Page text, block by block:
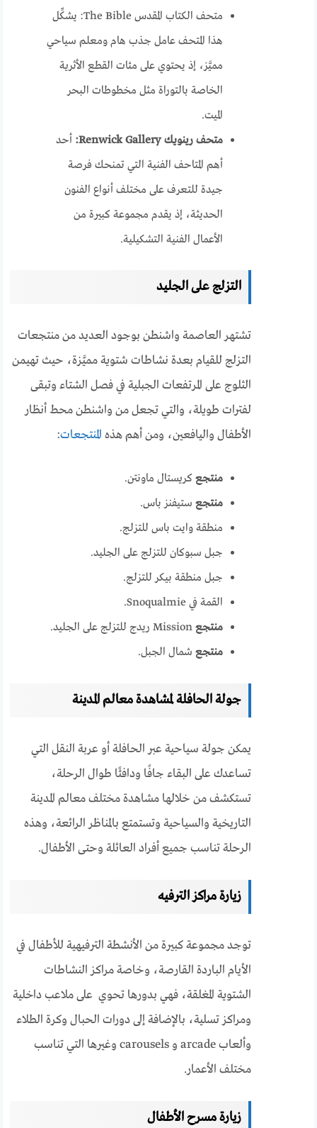
متحف الكتاب المقدس The Bible: يشكِّل
هذا المتحف عامل جذب هام ومعلم سياحي
مميَّز، إذ يحتوي على مئات القطع الأثرية
الخاصة بالتوراة مثل مخطوطات البحر
الميت.
متحف رينويك Renwick Gallery:
أحد
أهم المتاحف الفنية التي تمنحك فرصة
جيدة للتعرف على مختلف أنواع الفنون
الحديثة، إذ يقدم مجموعة كبيرة من
الأعمال الفنية التشكيلية.
التزلج على الجليد
تشتهر العاصمة واشنطن بوجود العديد من منتجعات
التزلج للقيام بعدة نشاطات شتوية مميَّزة، حيث تهيمن
الثلوج على المرتفعات الجبلية في فصل الشتاء وتبقى
لفترات طويلة، والتي تجعل من واشنطن محط أنظار
الأطفال واليافعين، ومن أهم هذه المنتجعات:
منتجع كريستال ماونتن.
منتجع ستيفنز باس.
منطقة وايت باس للتزلج.
جبل سبوكان للتزلج على الجليد.
جبل منطقة بيكر للتزلج.
القمة في Snoqualmie.
منتجع Mission ريدج للتزلج على الجليد.
منتجع شمال الجبل.
جولة الحافلة لمشاهدة معالم المدينة
يمكن جولة سياحية عبر الحافلة أو عربة النقل التي
تساعدك على البقاء جافًا ودافئًا طوال الرحلة،
تستكشف من خلالها مشاهدة مختلف معالم المدينة
التاريخية والسياحية وتستمتع بالمناظر الرائعة، وهذه
الرحلة تناسب جميع أفراد العائلة وحتى الأطفال.
زيارة مراكز الترفيه
توجد مجموعة كبيرة من الأنشطة الترفيهية للأطفال في
الأيام الباردة القارصة، وخاصة مراكز النشاطات
الشتوية المغلقة، فهي بدورها تحوي على ملاعب داخلية
ومراكز تسلية، بالإضافة إلى دورات الحبال وكرة الطلاء
وألعاب arcade و carousels وغيرها التي تناسب
مختلف الأعمار.
زيارة مسرح الأطفال